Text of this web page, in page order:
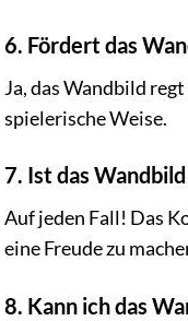
6. Fördert das
Ja, das Wandbild
spielerische Weise.
7. Ist das
Auf jeden Fall! Das
eine Freude zu
8. Kann ich das